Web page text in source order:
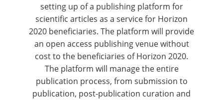
setting up of a publishing platform for
scientific articles as a service for Horizon
2020 beneficiaries. The platform will provide
an open access publishing venue without
cost to the beneficiaries of Horizon 2020.
The platform will manage the entire
publication process, from submission to
publication, post-publication curation and